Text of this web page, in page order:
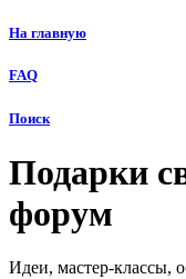
На главную
FAQ
Поиск
Подарки
форум
Идеи, мастер-классы,